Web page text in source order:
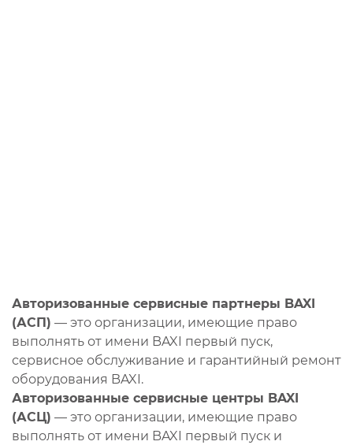
Авторизованные сервисные партнеры BAXI
(АСП) — это организации, имеющие право
выполнять от имени BAXI первый пуск,
сервисное обслуживание и гарантийный ремонт
оборудования BAXI.
Авторизованные сервисные центры BAXI
(АСЦ) — это организации, имеющие право
выполнять от имени BAXI первый пуск и